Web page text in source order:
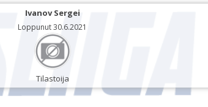
Ivanov Sergei
Loppunut 30.6.2021
Tilastoija